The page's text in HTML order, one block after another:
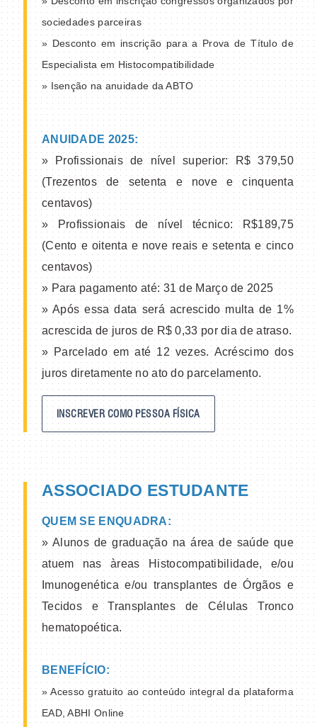
sociedades parceiras
» Desconto em inscrição para a Prova de Título de
Especialista em Histocompatibilidade
» Isenção na anuidade da ABTO
ANUIDADE 2025:
» Profissionais de nível superior: R$ 379,50
(Trezentos de setenta e nove e cinquenta
centavos)
» Profissionais de nível técnico: R$189,75
(Cento e oitenta e nove reais e setenta e cinco
centavos)
» Para pagamento até: 31 de Março de 2025
» Após essa data será acrescido multa de 1%
acrescida de juros de R$ 0,33 por dia de atraso.
» Parcelado em até 12 vezes. Acréscimo dos
juros diretamente no ato do parcelamento.
INSCREVER COMO PESSOA FÍSICA
ASSOCIADO ESTUDANTE
QUEM SE ENQUADRA:
» Alunos de graduação na área de saúde que
atuem nas àreas Histocompatibilidade, e/ou
Imunogenética e/ou transplantes de Órgãos e
Tecidos e Transplantes de Células Tronco
hematopoética.
BENEFÍCIO:
» Acesso gratuito ao conteúdo integral da plataforma
EAD, ABHI Online